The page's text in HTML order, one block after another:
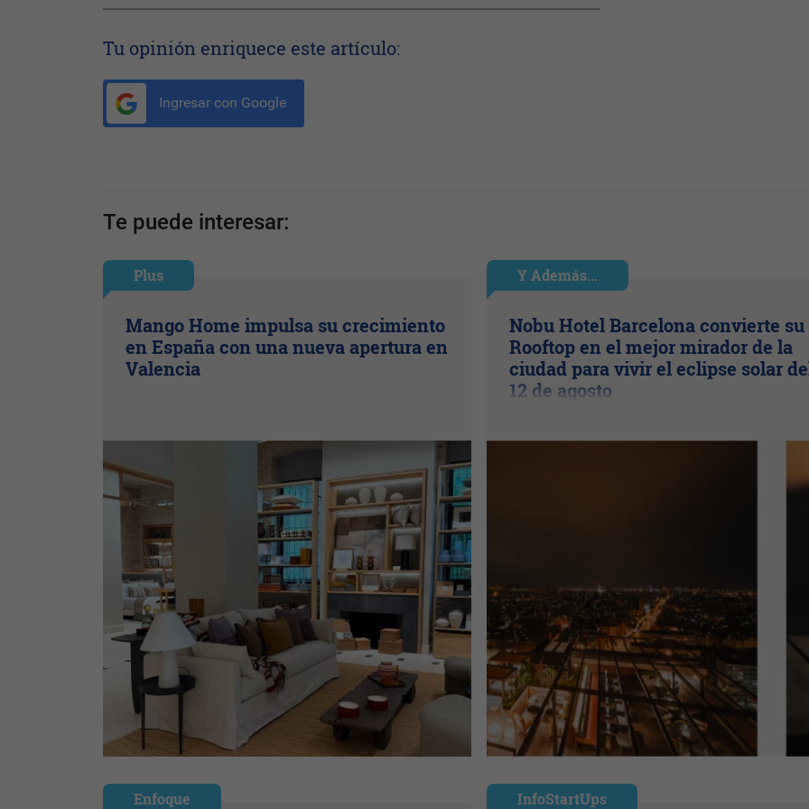
Tu opinión enriquece este artículo:
Ingresar con Google
Te puede interesar:
Plus
Mango Home impulsa su crecimiento
en España con una nueva apertura en
Valencia
Y Además...
Nobu Hotel Barcelona convierte su
Rooftop en el mejor mirador de la
ciudad para vivir el eclipse solar
12 de agosto
Enfoque InfoStartUps